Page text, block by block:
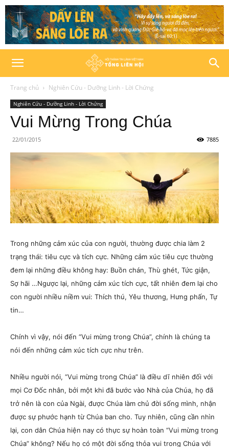
Trang chủ Nghiên Cứu - Dưỡng Linh - Lời Chứng
Nghiên Cứu - Dưỡng Linh - Lời Chứng
Vui Mừng Trong Chúa
22/01/2015 7885
Trong những cảm xúc của con người, thường được chia làm 2
trạng thái: tiêu cực và tích cực. Những cảm xúc tiêu cực thường
đem lại những điều không hay: Buồn chán, Thù ghét, Tức giận,
Sợ hãi …Ngược lại, những cảm xúc tích cực, tất nhiên đem lại cho
con người nhiều niềm vui: Thích thú, Yêu thương, Hưng phấn, Tự
tin…
Chính vì vậy, nói đến “Vui mừng trong Chúa”, chính là chúng ta
nói đến những cảm xúc tích cực như trên.
Nhiều người nói, “Vui mừng trong Chúa” là điều dĩ nhiên đối với
mọi Cơ Đốc nhân, bởi một khi đã bước vào Nhà của Chúa, họ đã
trở nên là con của Ngài, được Chúa làm chủ đời sống mình, nhận
được sự phước hạnh từ Chúa ban cho. Tuy nhiên, cũng cần nhìn
lại, con dân Chúa hiện nay có thực sự hoàn toàn “Vui mừng trong
Chúa” không? Nếu họ có một đời sống thỏa vui trong Chúa với